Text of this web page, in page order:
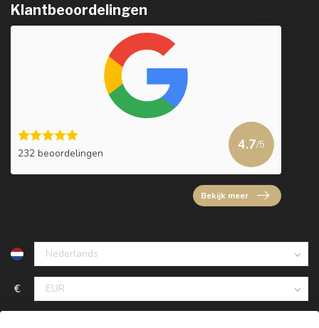
Klantbeoordelingen
232 beoordelingen
4.7/5
Bekijk meer
€